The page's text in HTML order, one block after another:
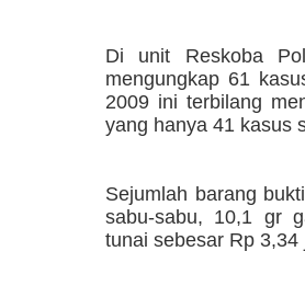
Di unit Reskoba
mengungkap 61
2009 ini terbilang
yang hanya 41 kasus
Sejumlah barang
sabu-sabu, 10,1 gr
tunai sebesar Rp 3,34